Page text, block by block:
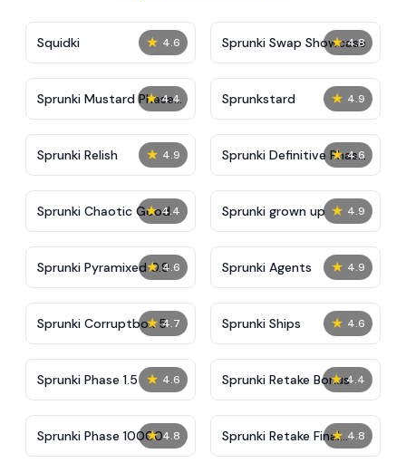
★ 4.6
Squidki ★ 4.8
Sprunki Swap Showcase
★ 4.4
Sprunki Mustard Phase
2
★ 4.9
Sprunkstard
★ 4.9
Sprunki Relish ★ 4.6
Sprunki Definitive Phase
7
★ 4.4
Sprunki Chaotic Good ★ 4.9
Sprunki grown up
★ 4.6
Sprunki Pyramixed 0.9 ★ 4.9
Sprunki Agents
★ 4.7
Sprunki Corruptbox 5 ★ 4.6
Sprunki Ships
★ 4.6
Sprunki Phase 1.5 ★ 4.4
Sprunki Retake Bonus
★ 4.8
Sprunki Phase 10000 ★ 4.8
Sprunki Retake Final
Update